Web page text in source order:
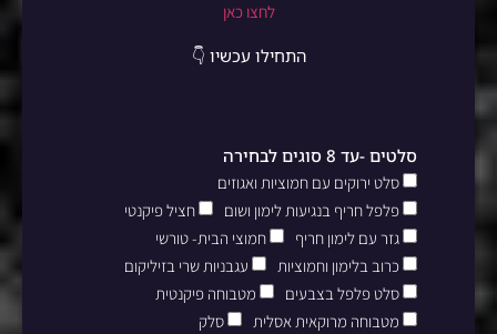
לחצו כאן
התחילו עכשיו 👇
סלטים -עד 8 סוגים לבחירה
סלט ירוקים עם חמוציות ואגוזים
פלפל חריף בנגיעות לימון ושום
חציל פיקנטי
גזר עם לימון חריף
חמוצי הבית- טורשי
כרוב בלימון וחמוציות
עגבניות שרי בזיליקום
סלט פלפל בצבעים
מטבוחה פיקנטית
מטבוחה מרוקאית אסלית
סלק